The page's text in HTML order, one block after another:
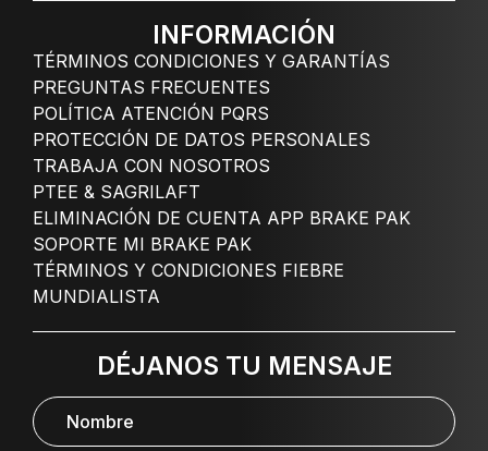
INFORMACIÓN
TÉRMINOS CONDICIONES Y GARANTÍAS
PREGUNTAS FRECUENTES
POLÍTICA ATENCIÓN PQRS
PROTECCIÓN DE DATOS PERSONALES
TRABAJA CON NOSOTROS
PTEE & SAGRILAFT
ELIMINACIÓN DE CUENTA APP BRAKE PAK
SOPORTE MI BRAKE PAK
TÉRMINOS Y CONDICIONES FIEBRE
MUNDIALISTA
DÉJANOS TU MENSAJE